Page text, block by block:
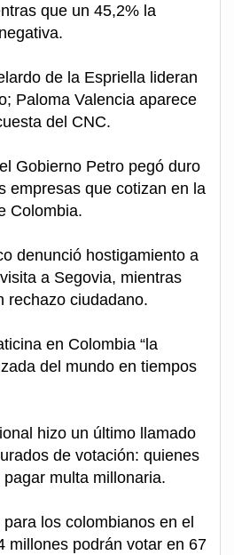
que un 45,2% la
de la Espriella lideran
Paloma Valencia aparece
del CNC.
Gobierno Petro pegó duro
empresas que cotizan en la
Colombia.
denunció hostigamiento a
a Segovia, mientras
rechazo ciudadano.
en Colombia “la
del mundo en tiempos
hizo un último llamado
de votación: quienes
multa millonaria.
los colombianos en el
millones podrán votar en 67